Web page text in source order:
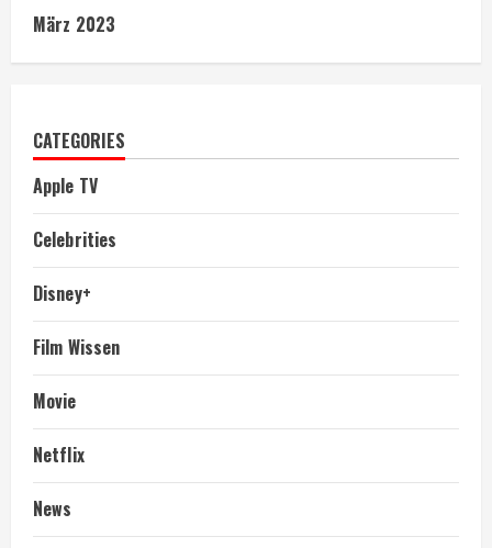
März 2023
CATEGORIES
Apple TV
Celebrities
Disney+
Film Wissen
Movie
Netflix
News